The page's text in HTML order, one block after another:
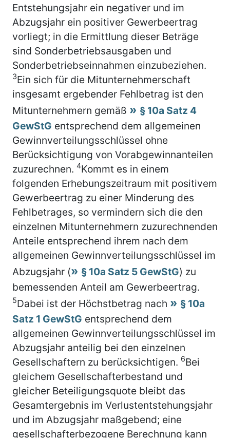
Entstehungsjahr ein negativer und im
Abzugsjahr ein positiver Gewerbeertrag
vorliegt; in die Ermittlung dieser Beträge
sind Sonderbetriebsausgaben und
Sonderbetriebseinnahmen einzubeziehen.
3Ein sich für die Mitunternehmerschaft
insgesamt ergebender Fehlbetrag ist den
Mitunternehmern gemäß
§ 10a Satz 4
GewStG entsprechend dem allgemeinen
Gewinnverteilungsschlüssel ohne
Berücksichtigung von Vorabgewinnanteilen
zuzurechnen. 4Kommt es in einem
folgenden Erhebungszeitraum mit positivem
Gewerbeertrag zu einer Minderung des
Fehlbetrages, so vermindern sich die den
einzelnen Mitunternehmern zuzurechnenden
Anteile entsprechend ihrem nach dem
allgemeinen Gewinnverteilungsschlüssel im
Abzugsjahr (
§ 10a Satz 5 GewStG) zu
bemessenden Anteil am Gewerbeertrag.
5Dabei ist der Höchstbetrag nach
§ 10a
Satz 1 GewStG entsprechend dem
allgemeinen Gewinnverteilungsschlüssel im
Abzugsjahr anteilig bei den einzelnen
Gesellschaftern zu berücksichtigen. 6Bei
gleichem Gesellschafterbestand und
gleicher Beteiligungsquote bleibt das
Gesamtergebnis im Verlustentstehungsjahr
und im Abzugsjahr maßgebend; eine
gesellschafterbezogene Berechnung kann